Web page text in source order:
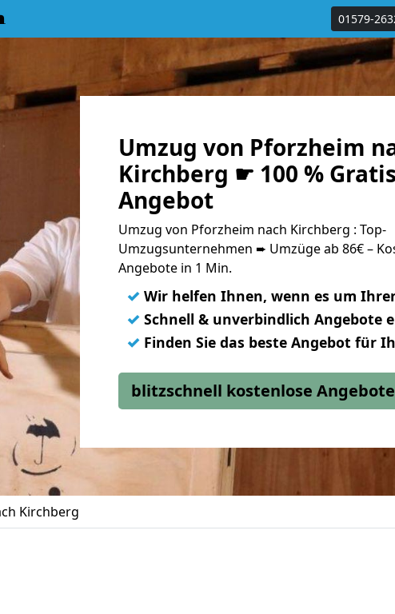
01579-
Umzug von Pforzheim
Kirchberg ☛ 100 %
Angebot
Umzug von Pforzheim nach Kirchberg : Top-
Umzugsunternehmen ➨ Umzüge ab 86€ –
Angebote in 1 Min.
✓ Wir helfen Ihnen, wenn es um
✓ Schnell & unverbindlich Angebote
✓ Finden Sie das beste Angebot für
blitzschnell kostenlose
Kirchberg